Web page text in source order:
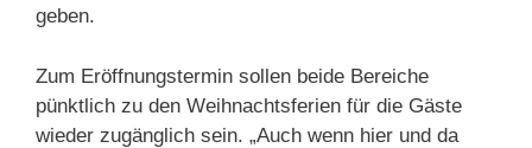
geben.
Zum Eröffnungstermin sollen beide Bereiche
pünktlich zu den Weihnachtsferien für die Gäste
wieder zugänglich sein. „Auch wenn hier und da